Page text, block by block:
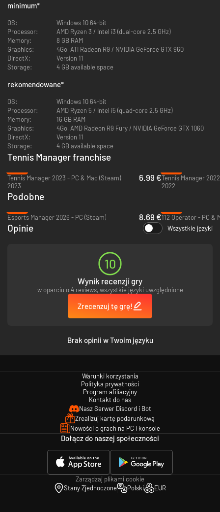
Zarządzaj postępami swoich zawodników z niespotykaną dotąd precyzją,
biorąc pod uwagę każdy aspekt współczesnego tenisa. Takie podejście
pozwala zagłębić się w złożonych zagadnieniach rozwijania umiejętności
zawodników, a ty masz pewność, że każdy element – od kondycji fizycznej
i umiejętności technicznych po odporność psychiczną i inteligencję
taktyczną – jest skrupulatnie dopracowany. Zarządzaj sesjami
treningowymi, aby zwiększyć globalne umiejętności lub poprawić formę
zawodnika. Nadaj priorytet programom treningowym zgodnie z różnymi
Atrybuty nowych zawodników
Stwórz idealnego zawodnika, wykorzystując innowacyjne atrybuty
indywidualnych potrzeb twojego strategicznego podejścia. Ta funkcja
zapewnia głębię personalizacji, umożliwiając wykreowanie zawodnika,
który nie tylko będzie odzwierciedlał twój styl gry, ale także wyróżniał się
w najbardziej istotnych dla ciebie obszarach.
Przedstawiamy zaawansowany system zarządzania kontuzjami, który
dodaje hiperrealistyczny wymiar do i tak już złożonego zarządzania
zawodnikiem. Symulacja scenariuszy ze świata rzeczywistego sprawia, że
system wymaga od menedżerów podejmowania świadomych decyzji co do
intensywności treningu, harmonogramu meczów i interwencji
medycznych. Dodaje głębi w zarządzaniu zawodnikiem poprzez
uwzględnienie takich czynników, jak czas rekonwalescencji, ryzyko
pogorszenia istniejących kontuzji oraz długoterminowy wpływ kontuzji na
minimum*
OS:
Windows 10 64-bit
Processor:
AMD Ryzen 3 / Intel i3 (dual-core 2.5 GHz)
Memory:
8 GB RAM
Graphics:
4Go, ATI Radeon R9 / NVIDIA GeForce GTX 960
DirectX:
Version 11
Storage:
4 GB available space
rekomendowane*
OS:
Windows 10 64-bit
Processor:
AMD Ryzen 5 / Intel i5 (quad-core 2.5 GHz)
Memory:
16 GB RAM
Graphics:
4Go, AMD Radeon R9 Fury / NVIDIA GeForce GTX 1060
DirectX:
Version 11
Storage:
4 GB available space
Tennis Manager franchise
Tennis Manager 2023 - PC & Mac (Steam)
2023
6.99 €Tennis Manager
2022
Podobne
Esports Manager 2026 - PC (Steam)
8.69 €112 Operator - PC &
Opinie Wszystkie języki
10
Wynik recenzji gry
w oparciu o 4 reviews, wszystkie języki uwzględnione
Zrecenzuj tę grę!
Brak opinii w Twoim języku
Warunki korzystania
Polityka prywatności
Program afiliacyjny
Kontakt do nas
Nasz Serwer Discord i Bot
Zrealizuj kartę podarunkową
Nowości o grach na PC i konsole
Dołącz do naszej społeczności
Zarządzaj plikami cookie
Stany Zjednoczone
Polski EUR